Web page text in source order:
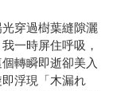
穿過樹葉縫隙灑
一時屏住呼吸，
轉瞬即逝卻美入
浮現「木漏れ